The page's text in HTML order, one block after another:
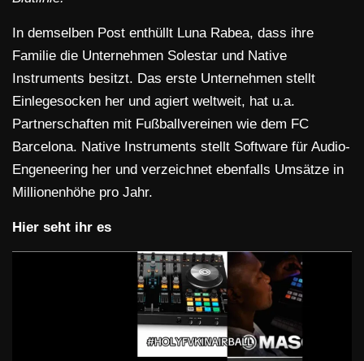
In demselben Post enthüllt Luna Rabea, dass ihre
Familie die Unternehmen Solestar und Native
Instruments besitzt. Das erste Unternehmen stellt
Einlegesocken her und agiert weltweit, hat u.a.
Partnerschaften mit Fußballvereinen wie dem FC
Barcelona. Native Instruments stellt Software für Audio-
Engeneering her und verzeichnet ebenfalls Umsätze in
Millionenhöhe pro Jahr.
Hier seht ihr es